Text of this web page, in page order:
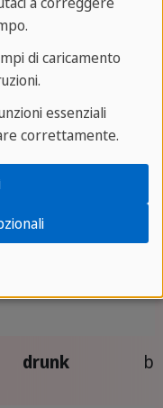
dealt
dug
drawn
dreamt*
drunk
di caricamento
essenziali
correttamente.